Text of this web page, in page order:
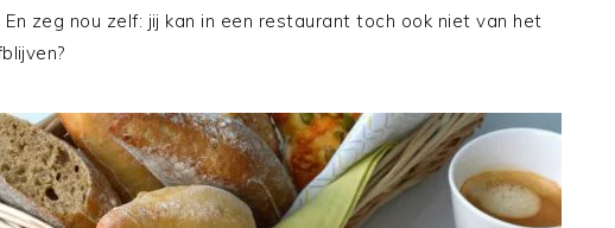
zeg nou zelf: jij kan in een restaurant toch ook niet van het